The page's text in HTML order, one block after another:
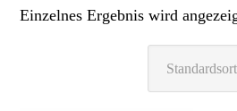
Einzelnes Ergebnis wird